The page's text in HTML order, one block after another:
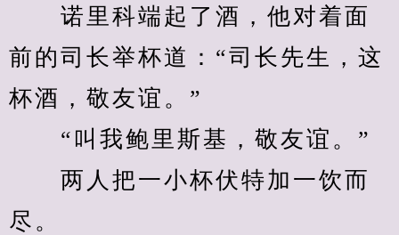
诺里科端起了酒，他对着面
前的司长举杯道：“司长先生，这
杯酒，敬友谊。”
“叫我鲍里斯基，敬友谊。”
两人把一小杯伏特加一饮而
尽。